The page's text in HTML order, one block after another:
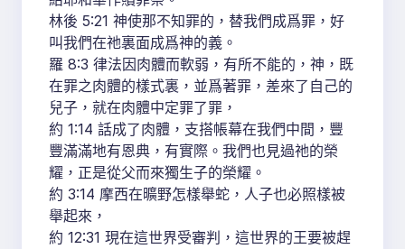
林後 5:21 神使那不知罪的，替我們成爲罪，好
叫我們在祂裏面成爲神的義。
羅 8:3 律法因肉體而軟弱，有所不能的，神，既
在罪之肉體的樣式裏，並爲著罪，差來了自己的
兒子，就在肉體中定罪了罪，
約 1:14 話成了肉體，支搭帳幕在我們中間，豐
豐滿滿地有恩典，有實際。我們也見過祂的榮
耀，正是從父而來獨生子的榮耀。
約 3:14 摩西在曠野怎樣舉蛇，人子也必照樣被
舉起來，
約 12:31 現在這世界受審判，這世界的王要被趕